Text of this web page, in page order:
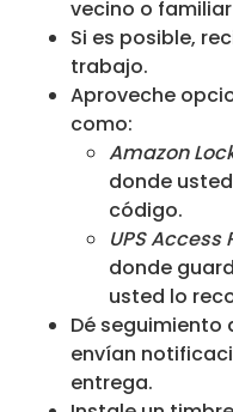
vecino o
Si es posible,
trabajo.
Aproveche
como:
Amazon
donde
código.
UPS Access
donde
usted lo
Dé seguimiento
envían
entrega.